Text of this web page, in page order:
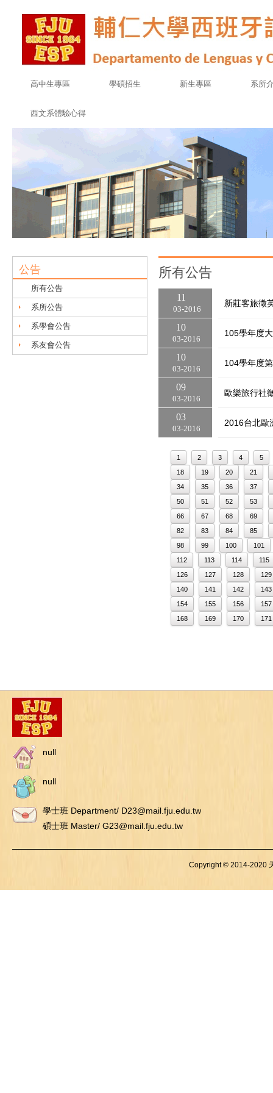
高中生專區 學碩招生 新生專區 系所
西文系體驗心得
公告
所有公告
系所公告
系學會公告
系友會公告
所有公告
03 2016
11
新莊客旅徵
03 2016
10
105學年度
03 2016
10
104學年度
03 2016
09
歐樂旅行社
03 2016
03
2016台北歐
1 2 3 4
5
18
19 20
21
34
35 36
37
50
51 52
53
66
67 68
69
82
83 84
85
98
99 100
101
112
113 114
115
126
127 128
129
140
141 142
143
154
155 156
157
168
169 170 171
null
null
學士班 Department/ D23@mail.fju.edu.tw
碩士班 Master/ G23@mail.fju.edu.tw
Copyright © 2014-2020